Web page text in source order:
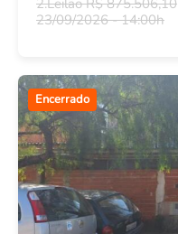
2.Leilão R$ 875.506,10
23/09/2026 - 14:00h
Encerrado